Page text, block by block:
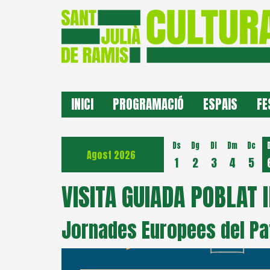
INICI PROGRAMACIÓ ESPAIS
Agost 2026
Ds
1
Dg
2
Dl
3
Dm
4
Dc
5
VISITA GUIADA
Jornades Europees del